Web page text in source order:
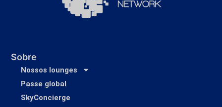
Sobre
Nossos lounges
Passe global
SkyConcierge